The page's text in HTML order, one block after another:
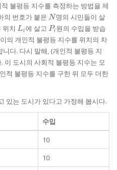
불평등 지수를 측정하는 방법을 제
의 번호가 붙은 N
N명의 시민들이 살
위치 L_{i}
Li 에 살고 P_{i}
Pi 원의 수입을 받습
의 개인적 불평등 지수를 위치의 차
다. 다시 말해, (개인적 불평등 지
이 도시의 사회적 불평등 지수는 모
적 불평등 지수를 구한 뒤 모두 더한
있는 도시가 있다고 가정해 봅시다.
수입
10
10